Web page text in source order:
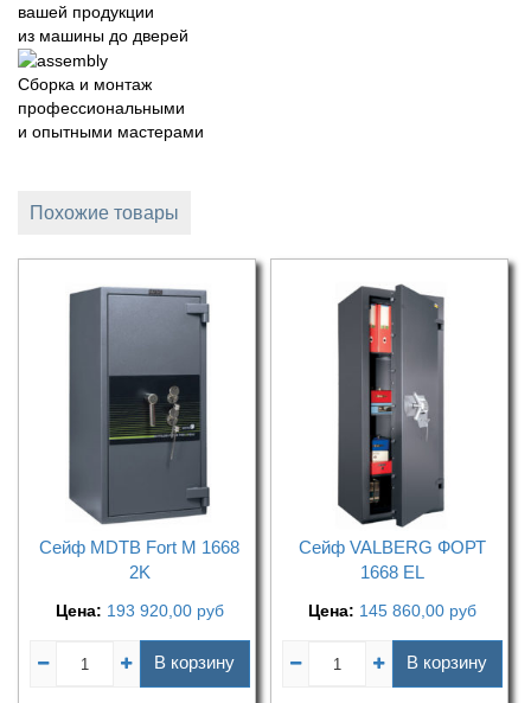
вашей продукции
из машины до дверей
Сборка и монтаж
профессиональными
и опытными мастерами
Похожие товары
Сейф MDTB Fort M 1668
2K
Цена: 193 920,00 руб
В корзину
Сейф VALBERG ФОРТ
1668 ЕL
Цена: 145 860,00 руб
В корзину